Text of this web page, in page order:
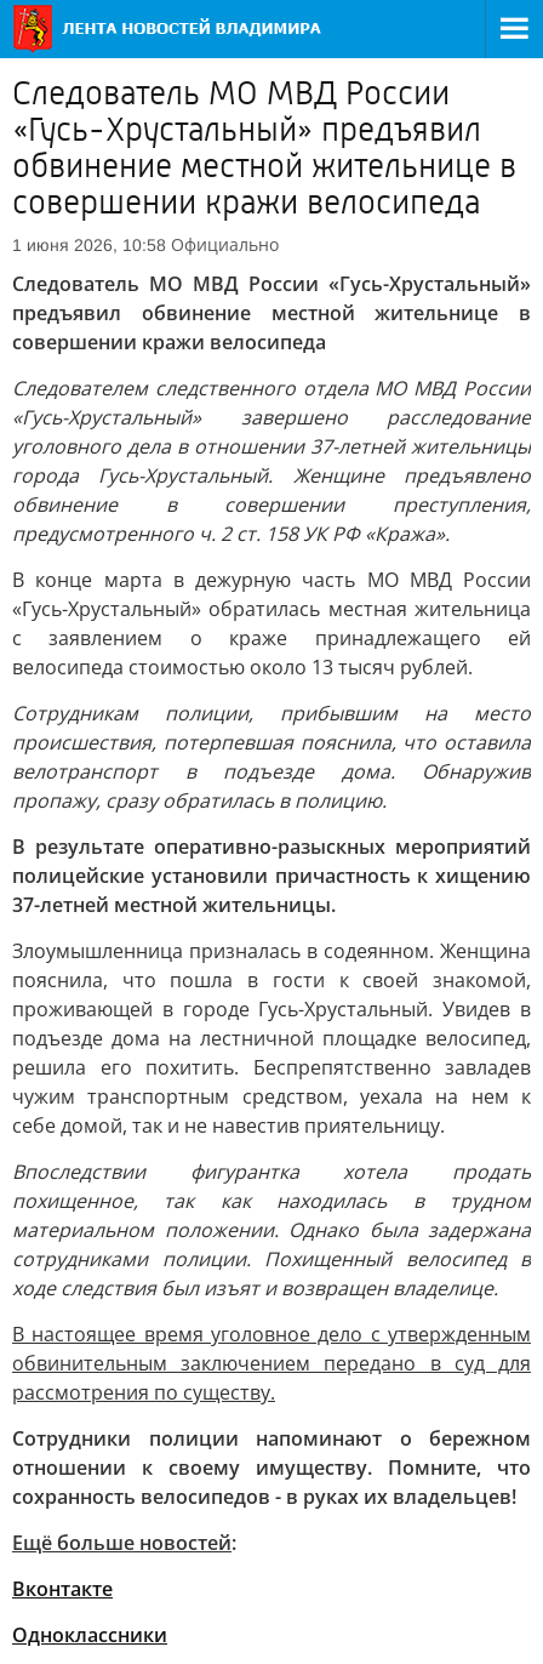
Следователь МО МВД России
«Гусь-Хрустальный» предъявил
обвинение местной жительнице в
совершении кражи велосипеда
1 июня 2026, 10:58 Официально
Следователь МО МВД России «Гусь-Хрустальный»
предъявил обвинение местной жительнице в
совершении кражи велосипеда
Следователем следственного отдела МО МВД России
«Гусь-Хрустальный» завершено расследование
уголовного дела в отношении 37-летней жительницы
города Гусь-Хрустальный. Женщине предъявлено
обвинение в совершении преступления,
предусмотренного ч. 2 ст. 158 УК РФ «Кража».
В конце марта в дежурную часть МО МВД России
«Гусь-Хрустальный» обратилась местная жительница
с заявлением о краже принадлежащего ей
велосипеда стоимостью около 13 тысяч рублей.
Сотрудникам полиции, прибывшим на место
происшествия, потерпевшая пояснила, что оставила
велотранспорт в подъезде дома. Обнаружив
пропажу, сразу обратилась в полицию.
В результате оперативно-разыскных мероприятий
полицейские установили причастность к хищению
37-летней местной жительницы.
Злоумышленница призналась в содеянном. Женщина
пояснила, что пошла в гости к своей знакомой,
проживающей в городе Гусь-Хрустальный. Увидев в
подъезде дома на лестничной площадке велосипед,
решила его похитить. Беспрепятственно завладев
чужим транспортным средством, уехала на нем к
себе домой, так и не навестив приятельницу.
Впоследствии фигурантка хотела продать
похищенное, так как находилась в трудном
материальном положении. Однако была задержана
сотрудниками полиции. Похищенный велосипед в
ходе следствия был изъят и возвращен владелице.
В настоящее время уголовное дело с утвержденным
обвинительным заключением передано в суд для
рассмотрения по существу.
Сотрудники полиции напоминают о бережном
отношении к своему имуществу. Помните, что
сохранность велосипедов - в руках их владельцев!
Ещё больше новостей:
Вконтакте
Одноклассники